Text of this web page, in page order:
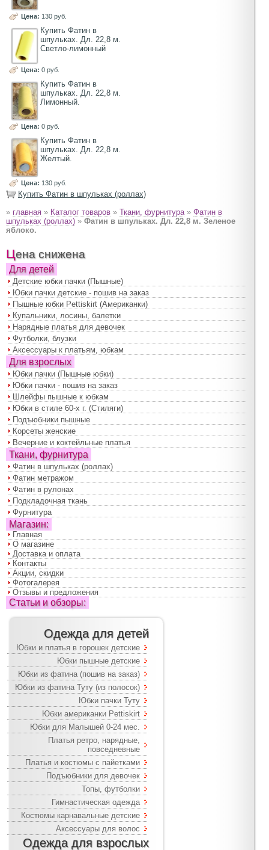
Цена: 130 руб.
Купить Фатин в
шпульках. Дл. 22,8 м.
Светло-лимонный
Цена: 0 руб.
Купить Фатин в
шпульках. Дл. 22,8 м.
Лимонный.
Цена: 0 руб.
Купить Фатин в
шпульках. Дл. 22,8 м.
Желтый.
Цена: 130 руб.
Купить Фатин в шпульках (роллах)
» главная » Каталог товаров » Ткани, фурнитура » Фатин в
шпульках (роллах) » Фатин в шпульках. Дл. 22,8 м. Зеленое
яблоко.
Цена снижена
Для детей
Детские юбки пачки (Пышные)
Юбки пачки детские - пошив на заказ
Пышные юбки Pettiskirt (Американки)
Купальники, лосины, балетки
Нарядные платья для девочек
Футболки, блузки
Аксессуары к платьям, юбкам
Для взрослых
Юбки пачки (Пышные юбки)
Юбки пачки - пошив на заказ
Шлейфы пышные к юбкам
Юбки в стиле 60-х г. (Стиляги)
Подъюбники пышные
Корсеты женские
Вечерние и коктейльные платья
Ткани, фурнитура
Фатин в шпульках (роллах)
Фатин метражом
Фатин в рулонах
Подкладочная ткань
Фурнитура
Магазин:
Главная
О магазине
Доставка и оплата
Контакты
Акции, скидки
Фотогалерея
Отзывы и предложения
Статьи и обзоры:
Одежда для детей
Юбки и платья в горошек детские
Юбки пышные детские
Юбки из фатина (пошив на заказ)
Юбки из фатина Туту (из полосок)
Юбки пачки Туту
Юбки американки Pettiskirt
Юбки для Малышей 0-24 мес.
Платья ретро, нарядные,
повседневные
Платья и костюмы с пайетками
Подъюбники для девочек
Топы, футболки
Гимнастическая одежда
Костюмы карнавальные детские
Аксессуары для волос
Одежда для взрослых